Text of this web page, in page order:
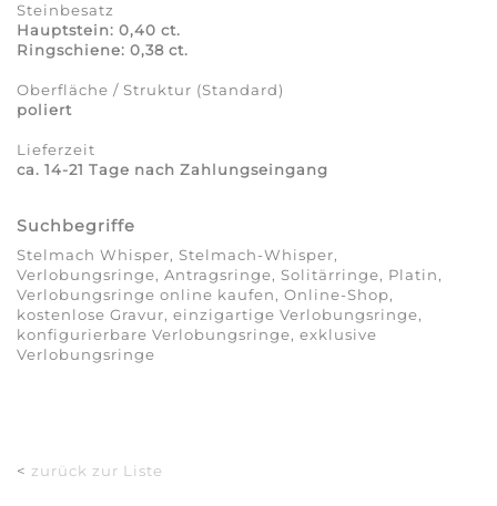
Steinbesatz
Hauptstein: 0,40 ct.
Ringschiene: 0,38 ct.
Oberfläche / Struktur (Standard)
poliert
Lieferzeit
ca. 14-21 Tage nach Zahlungseingang
Suchbegriffe
Stelmach Whisper, Stelmach-Whisper,
Verlobungsringe, Antragsringe, Solitärringe, Platin,
Verlobungsringe online kaufen, Online-Shop,
kostenlose Gravur, einzigartige Verlobungsringe,
konfigurierbare Verlobungsringe, exklusive
Verlobungsringe
< zurück zur Liste